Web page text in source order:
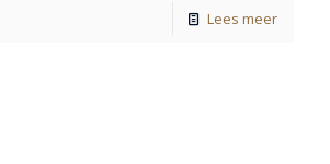
Lees meer